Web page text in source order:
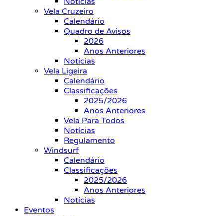
Vela Cruzeiro
Calendário
Quadro de Avisos
2026
Anos Anteriores
Notícias
Vela Ligeira
Calendário
Classificações
2025/2026
Anos Anteriores
Vela Para Todos
Notícias
Regulamento
Windsurf
Calendário
Classificações
2025/2026
Anos Anteriores
Notícias
Eventos